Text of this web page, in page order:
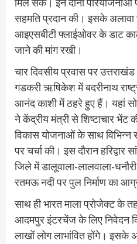
मिल सके। इन दोनों परियोजनाओं
सहमति प्रदान की। इसके अलावा
आइएसबीटी फ्लाईओवर के डाट
जाने की मांग रखी।
चार दिवसीय प्रवास पर
गडकरी ऋषिकेश में बदरीनाथ
आनंद काशी में ठहरे हुए हैं। यहां
ने केंद्रीय मंत्री से शिष्टाचार
विकास योजनाओं के साथ
पर चर्चा की। इस दौरान हरिद्वार
जिले में डालूवाला-लालवाला-धनौरी
रतमऊ नदी पर पुल निर्माण का
साथ ही भारत माला प्रोजेक्ट के
आदमपुर इंटरचेंज के लिए निवेदन
लाखों लोग लाभांवित होंगे। इसके